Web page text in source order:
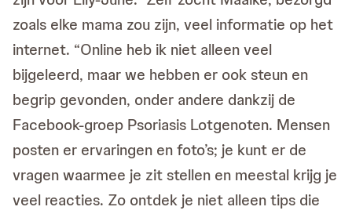
zoals elke mama zou zijn, veel informatie op het
internet. “Online heb ik niet alleen veel
bijgeleerd, maar we hebben er ook steun en
begrip gevonden, onder andere dankzij de
Facebook-groep Psoriasis Lotgenoten. Mensen
posten er ervaringen en foto’s; je kunt er de
vragen waarmee je zit stellen en meestal krijg je
veel reacties. Zo ontdek je niet alleen tips die